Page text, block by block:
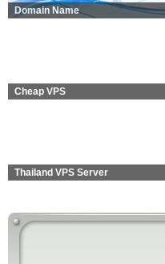
Domain Name
Cheap VPS
Thailand VPS Server